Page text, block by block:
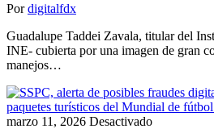
Por digitalfdx
Guadalupe Taddei Zavala, titular del
INE- cubierta por una imagen de gran
manejos…
marzo 11, 2026 Desactivado